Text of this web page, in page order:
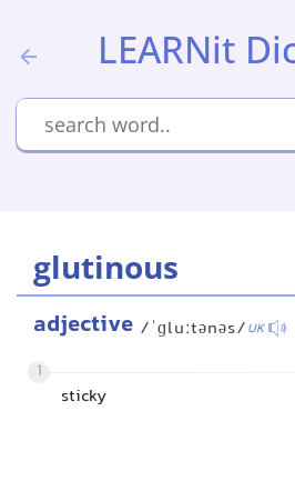
LEARNit
glutinous
adjective /ˈɡluːtənəs/UK
1
sticky